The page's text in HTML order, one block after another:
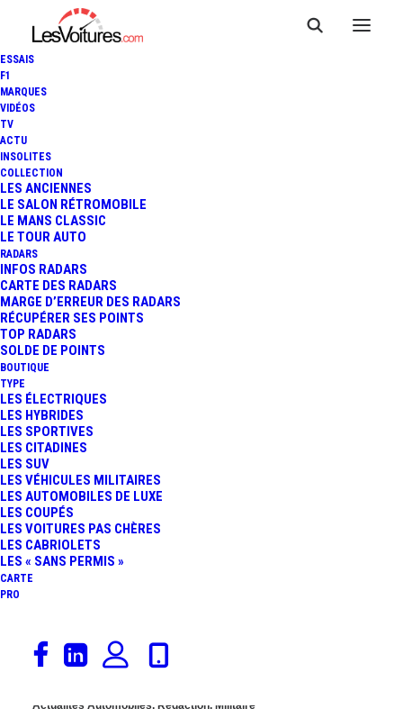
ESSAIS
F1
MARQUES
VIDÉOS
TV
ACTU
INSOLITES
COLLECTION
LES ANCIENNES
LE SALON RÉTROMOBILE
LE MANS CLASSIC
LE TOUR AUTO
RADARS
INFOS RADARS
CARTE DES RADARS
MARGE D’ERREUR DES RADARS
RÉCUPÉRER SES POINTS
TOP RADARS
SOLDE DE POINTS
BOUTIQUE
TYPE
LES ÉLECTRIQUES
LES HYBRIDES
LES SPORTIVES
LES CITADINES
LES SUV
LES VÉHICULES MILITAIRES
LES AUTOMOBILES DE LUXE
LES COUPÉS
LES VOITURES PAS CHÈRES
LES CABRIOLETS
LES « SANS PERMIS »
CARTE
PRO
25 août 2024
80 ANS DE LA
LIBÉRATION DE PARIS :
LA CITROËN TRACTION
DES FFI EN « HÉROÏNE À
4 ROUES »
Actualités Automobiles, Rédaction, Militaire